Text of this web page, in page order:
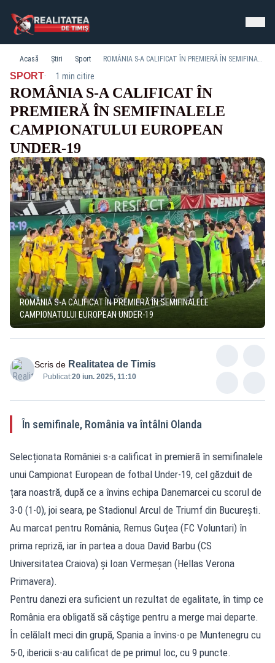
Acasă Știri Sport ROMÂNIA S-A CALIFICAT ÎN PREMIERĂ ÎN SEMIFINALELE CAMPIONATULUI EUROPEAN UNDER-19
SPORT· 1 min citire
ROMÂNIA S-A CALIFICAT ÎN
PREMIERĂ ÎN SEMIFINALELE
CAMPIONATULUI EUROPEAN
UNDER-19
ROMÂNIA S-A CALIFICAT ÎN PREMIERĂ ÎN SEMIFINALELE
CAMPIONATULUI EUROPEAN UNDER-19
Scris de Realitatea de Timis
Publicat:20 iun. 2025, 11:10
În semifinale, România va întâlni Olanda
Selecționata României s-a calificat în premieră în semifinalele
unui Campionat European de fotbal Under-19, cel găzduit de
țara noastră, după ce a învins echipa Danemarcei cu scorul de
3-0 (1-0), joi seara, pe Stadionul Arcul de Triumf din București.
Au marcat pentru România, Remus Guțea (FC Voluntari) în
prima repriză, iar în partea a doua David Barbu (CS
Universitatea Craiova) și Ioan Vermeșan (Hellas Verona
Primavera).
Pentru danezi era suficient un rezultat de egalitate, în timp ce
România era obligată să câștige pentru a merge mai departe.
În celălalt meci din grupă, Spania a învins-o pe Muntenegru cu
5-0, ibericii s-au calificat de pe primul loc, cu 9 puncte.